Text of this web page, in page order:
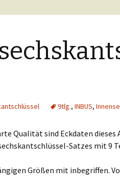
9tlg., INBUS,
Qualität sind Eckdaten dieses
Satzes mit 9
Größen mit inbegriffen.